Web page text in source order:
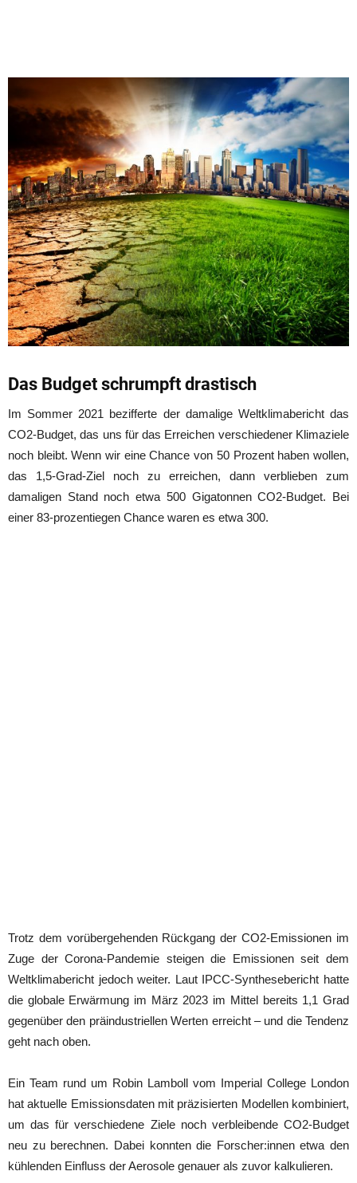
Das Budget schrumpft drastisch
Im Sommer 2021 bezifferte der damalige Weltklimabericht das
CO2-Budget, das uns für das Erreichen verschiedener Klimaziele
noch bleibt. Wenn wir eine Chance von 50 Prozent haben wollen,
das 1,5-Grad-Ziel noch zu erreichen, dann verblieben zum
damaligen Stand noch etwa 500 Gigatonnen CO2-Budget. Bei
einer 83-prozentiegen Chance waren es etwa 300.
Trotz dem vorübergehenden Rückgang der CO2-Emissionen im
Zuge der Corona-Pandemie steigen die Emissionen seit dem
Weltklimabericht jedoch weiter. Laut IPCC-Synthesebericht hatte
die globale Erwärmung im März 2023 im Mittel bereits 1,1 Grad
gegenüber den präindustriellen Werten erreicht – und die Tendenz
geht nach oben.
Ein Team rund um Robin Lamboll vom Imperial College London
hat aktuelle Emissionsdaten mit präzisierten Modellen kombiniert,
um das für verschiedene Ziele noch verbleibende CO2-Budget
neu zu berechnen. Dabei konnten die Forscher:innen etwa den
kühlenden Einfluss der Aerosole genauer als zuvor kalkulieren.